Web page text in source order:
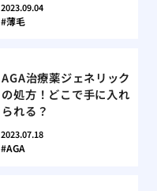
2023.09.04
薄毛
AGA治療薬ジェネリック
の処方！どこで手に入れ
られる？
2023.07.18
AGA